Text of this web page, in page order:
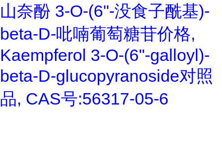
山奈酚 3-O-(6''-没食子酰基)-
beta-D-吡喃葡萄糖苷价格,
Kaempferol 3-O-(6''-galloyl)-
beta-D-glucopyranoside对照
品, CAS号:56317-05-6